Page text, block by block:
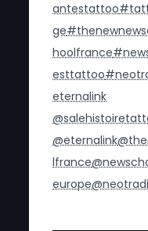
antestattoo
ge
hoolfrance
esttattoo
eternalink
@eternalink
lfrance
europe